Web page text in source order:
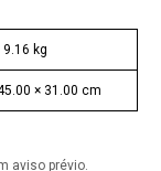
9.16 kg
× 31.00 cm
aviso prévio.